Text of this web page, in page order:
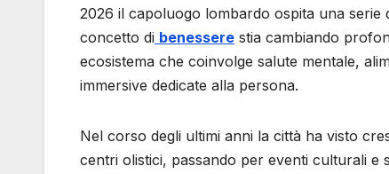
2026 il capoluogo lombardo ospita una
concetto di benessere stia cambiando
ecosistema che coinvolge salute mentale,
immersive dedicate alla persona.
Nel corso degli ultimi anni la città ha visto
centri olistici, passando per eventi culturali e